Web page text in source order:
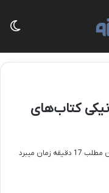
کتاب‌های
زمان میبرد